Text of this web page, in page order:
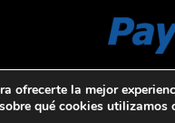
ofrecerte la mejor
qué cookies